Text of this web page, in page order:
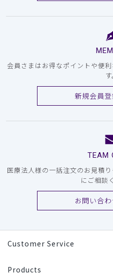
会員さまはお得なポイントや便
す
新規会員
TEAM
医療法人様の一括注文のお見積
にご相談
お問い合
Customer Service
Products